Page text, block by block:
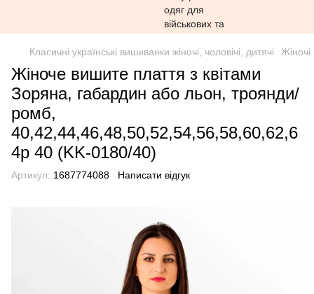
Класичні українські вишиванки жіночі, чоловічі, дитячі
Жіноче вишите плаття з квітами
Зоряна, габардин або льон, троянди/
ромб,
40,42,44,46,48,50,52,54,56,58,60,62,6
4р 40 (KK-0180/40)
Артикул: 1687774088 Написати відгук